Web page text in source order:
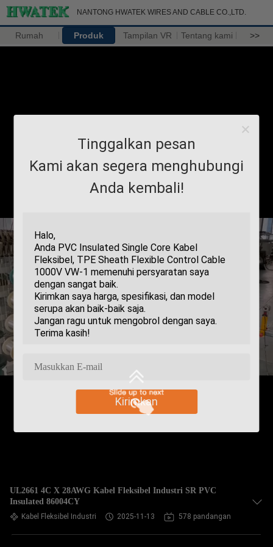
NANTONG HWATEK WIRES AND CABLE CO.,LTD.
Rumah Produk Tampilan VR Tentang kami >>
Tinggalkan pesan
Kami akan segera menghubungi
Anda kembali!
Kirimkan
UL2661 4C X 28AWG Kabel Fleksibel Industri SR PVC
Insulated 86004CY
Kabel Fleksibel Industri 2025-11-13 578 pandangan